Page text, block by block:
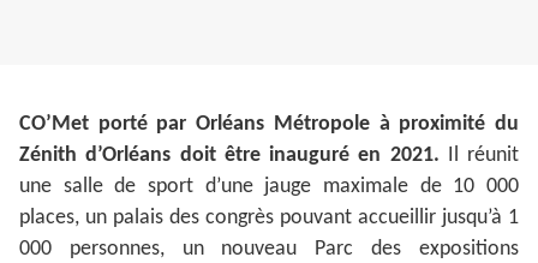
CO’Met porté par Orléans Métropole à proximité du
Zénith d’Orléans doit être inauguré en 2021. Il réunit
une salle de sport d’une jauge maximale de 10 000
places, un palais des congrès pouvant accueillir jusqu’à 1
000 personnes, un nouveau Parc des expositions